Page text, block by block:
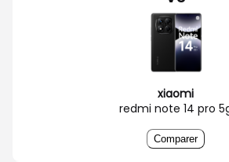
xiaomi
redmi note 14 pro
Comparer